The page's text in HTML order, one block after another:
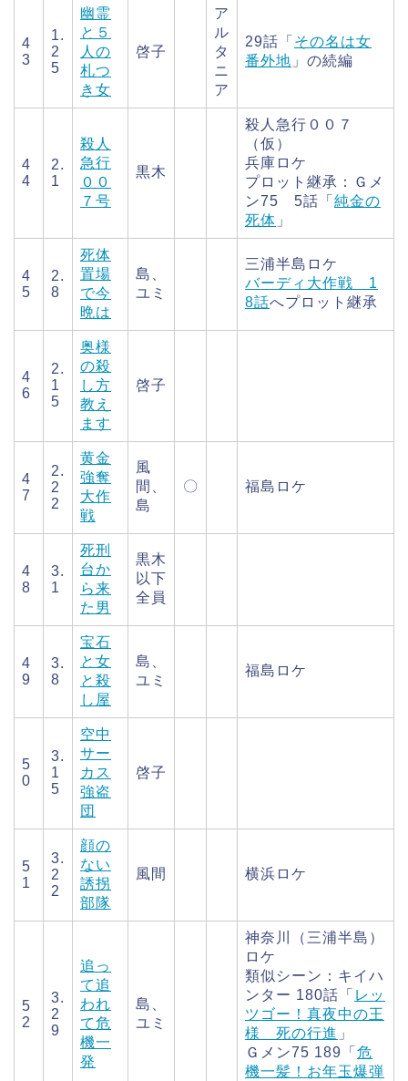
4
3
1.
2
5
幽霊
と５
人の
札つ
き女
啓子
ア
ル
タ
ニ
ア
29話「 その名は女
番外地 」の続編
4
4
2.
1
殺人
急行
００
７号
黒木
殺人急行００７
（仮）
兵庫ロケ
プロット継承：Ｇメ
ン75 5話「 純金の
死体 」
4
5
2.
8
死体
置場
で今
晩は
島、
ユミ
三浦半島ロケ
バーディ大作戦 1
8話へプロット継承
4
6
2.
1
5
奥様
の殺
し方
教え
ます
啓子
4
7
2.
2
2
黄金
強奪
大作
戦
風
間、
島
〇 福島ロケ
4
8
3.
1
死刑
台か
ら来
た男
黒木
以下
全員
4
9
3.
8
宝石
と女
と殺
し屋
島、
ユミ
福島ロケ
5
0
3.
1
5
空中
サー
カス
強盗
団
啓子
5
1
3.
2
2
顔の
ない
誘拐
部隊
風間 横浜ロケ
5
2
3.
2
9
追っ
て追
われ
て危
機一
発
島、
ユミ
神奈川（三浦半島）
ロケ
類似シーン：キイハ
ンター 180話「 レッ
ツゴー！真夜中の王
様 死の行進 」
Ｇメン75 189「 危
機一髪！お年玉爆弾